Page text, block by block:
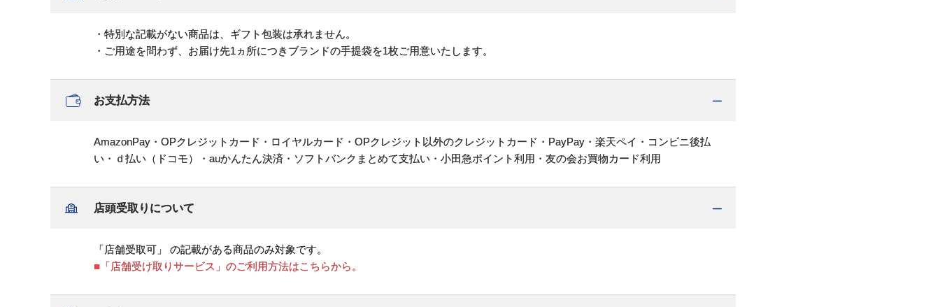
・特別な記載がない商品は、ギフト包装は承れません。
・ご用途を問わず、お届け先1ヵ所につきブランドの手提袋を1枚ご用意いたします。
お支払方法
AmazonPay・OPクレジットカード・ロイヤルカード・OPクレジット以外のクレジットカード・PayPay・楽天ペイ・コンビニ後払
い・ｄ払い（ドコモ）・auかんたん決済・ソフトバンクまとめて支払い・小田急ポイント利用・友の会お買物カード利用
店頭受取りについて
「店舗受取可」 の記載がある商品のみ対象です。
■「店舗受け取りサービス」のご利用方法はこちらから。